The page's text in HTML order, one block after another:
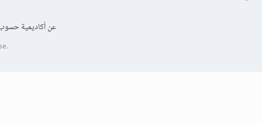
عن أكاديمية